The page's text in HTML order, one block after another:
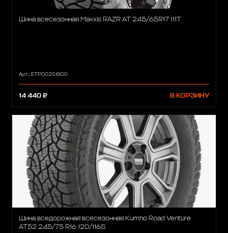
Шина всесезонная Maxxis RAZR AT 245/65R17 111T
Арт.: ETP00251800
14 440 ₽ В КОРЗИНУ
Шина вседорожная всесезонная Kumho Road Venture
AT52 245/75 R16 120/116S